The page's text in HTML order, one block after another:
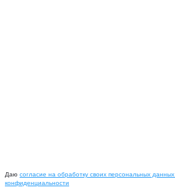
Даю согласие на обработку своих персональных данных
конфиденциальности